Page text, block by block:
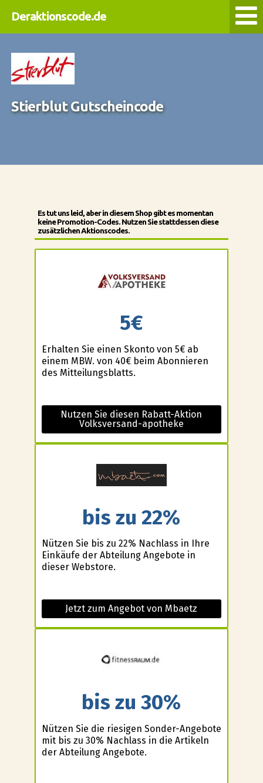
Deraktionscode.de
Stierblut Gutscheincode
Es tut uns leid, aber in diesem Shop gibt es momentan
keine Promotion-Codes. Nutzen Sie stattdessen diese
zusätzlichen Aktionscodes.
5€
Erhalten Sie einen Skonto von 5€ ab
einem MBW. von 40€ beim Abonnieren
des Mitteilungsblatts.
Nutzen Sie diesen Rabatt-Aktion
Volksversand-apotheke
bis zu 22%
Nützen Sie bis zu 22% Nachlass in Ihre
Einkäufe der Abteilung Angebote in
dieser Webstore.
Jetzt zum Angebot von Mbaetz
bis zu 30%
Nützen Sie die riesigen Sonder-Angebote
mit bis zu 30% Nachlass in die Artikeln
der Abteilung Angebote.